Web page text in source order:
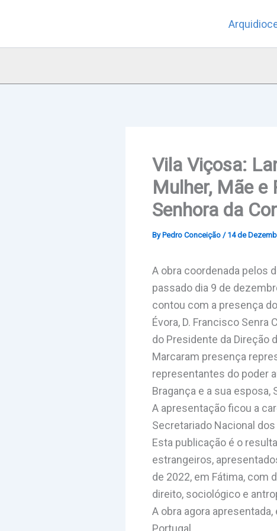
Vila Viçosa:
Mulher, Mãe e
Senhora da
By Pedro Conceição / 14 de
A obra coordenada pelos
passado dia 9 de
contou com a presença
Évora, D. Francisco Senra
do Presidente da Direção
Marcaram presença
representantes do poder
Bragança e a sua esposa,
A apresentação ficou a
Secretariado Nacional
Esta publicação é o
estrangeiros,
de 2022, em Fátima, com
direito, sociológico e
A obra agora
Portugal.